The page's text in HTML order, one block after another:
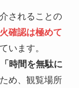
されることの
確認は極めて
います。
時間を無駄に
め、観覧場所